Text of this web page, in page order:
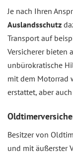
Je nach Ihren
Auslandsschutz
Transport auf
Versicherer bieten
unbürokratische
mit dem Motorrad
erstattet, aber
Besitzer von
und mit äußerster